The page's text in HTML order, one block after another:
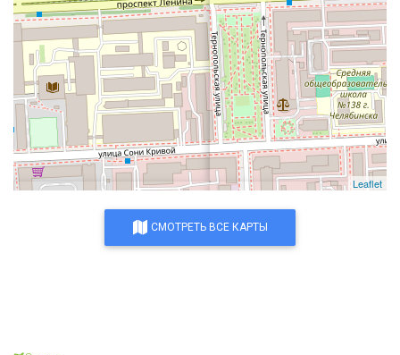
Leaflet
СМОТРЕТЬ ВСЕ КАРТЫ